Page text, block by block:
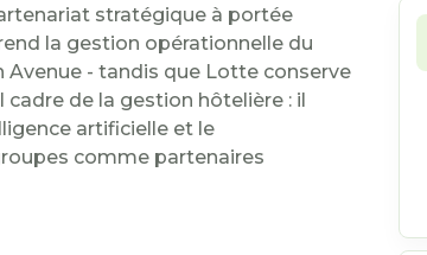
stratégique à portée
la gestion opérationnelle du
Avenue - tandis que Lotte conserve
de la gestion hôtelière : il
artificielle et le
comme partenaires